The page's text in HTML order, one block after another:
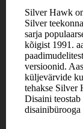
Silver Hawk
Silver
sarja
kõigist 1991.
versioonid.
küljevärvide
tehakse Silver
Disaini